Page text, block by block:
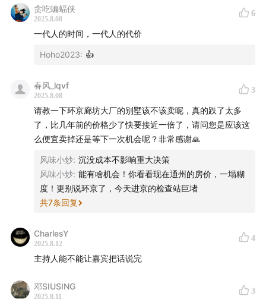
避心态。
贪吃蝙蝠侠
2025.8.08
6
一代人的时间，一代人的代价
Hoho2023: 👍
春风_lqvf
2025.8.08
3
请教一下环京廊坊大厂的别墅该不该卖呢，真的跌了太多
了，比几年前的价格少了快要接近一倍了，请问您是应该这
么便宜卖掉还是等下一次机会呢？非常感谢🙏
风味小炒: 沉没成本不影响重大决策
风味小炒: 能有啥机会！你看看现在通州的房价，一塌糊
度！更别说环京了，今天进京的检查站巨堵
共7条回复
CharlesY
2025.8.12
4
主持人能不能让嘉宾把话说完
邓SIUSING
2025.8.11
3